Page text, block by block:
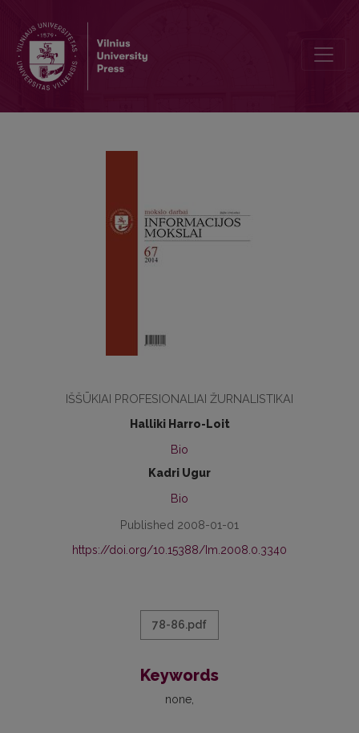
IŠŠŪKIAI PROFESIONALIAI ŽURNALISTIKAI
Halliki Harro-Loit
Bio
Kadri Ugur
Bio
Published 2008-01-01
https://doi.org/10.15388/Im.2008.0.3340
78-86.pdf
Keywords
none